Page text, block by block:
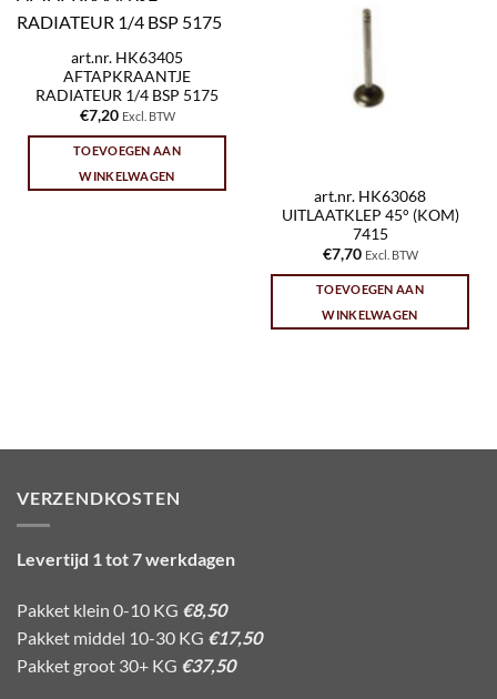
art.nr. HK63405
AFTAPKRAANTJE
RADIATEUR 1/4 BSP 5175
€7,20 Excl. BTW
TOEVOEGEN AAN
WINKELWAGEN
art.nr. HK63068
UITLAATKLEP 45° (KOM)
7415
€7,70 Excl. BTW
TOEVOEGEN AAN
WINKELWAGEN
VERZENDKOSTEN
Levertijd 1 tot 7 werkdagen
Pakket klein 0-10 KG €8,50
Pakket middel 10-30 KG €17,50
Pakket groot 30+ KG €37,50